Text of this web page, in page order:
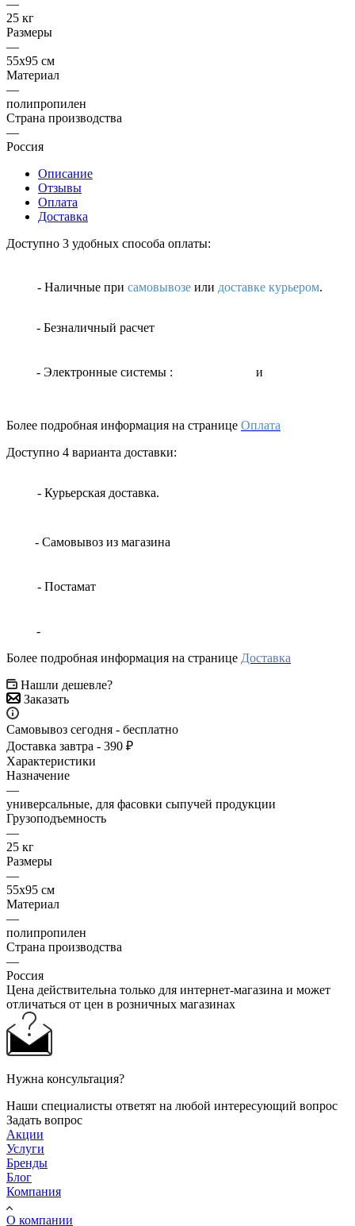
—
25 кг
Размеры
—
55x95 см
Материал
—
полипропилен
Страна производства
—
Россия
Описание
Отзывы
Оплата
Доставка
Доступно 3 удобных способа оплаты:
- Наличные при самовывозе или доставке курьером.
- Безналичный расчет
- Электронные системы : и
Более подробная информация на странице Оплата
Доступно 4 варианта доставки:
- Курьерская доставка.
- Самовывоз из магазина
- Постамат
-
Более подробная информация на странице Доставка
Нашли дешевле?
Заказать
Самовывоз сегодня - бесплатно
Доставка завтра - 390 ₽
Характеристики
Назначение
—
универсальные, для фасовки сыпучей продукции
Грузоподъемность
—
25 кг
Размеры
—
55x95 см
Материал
—
полипропилен
Страна производства
—
Россия
Цена действительна только для интернет-магазина и может
отличаться от цен в розничных магазинах
Нужна консультация?
Наши специалисты ответят на любой интересующий вопрос
Задать вопрос
Акции
Услуги
Бренды
Блог
Компания
О компании